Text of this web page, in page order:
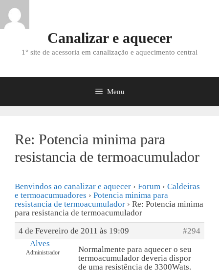
Saltar
para
o
Canalizar e aquecer
1° site de acessoria em canalização e aquecimento central
Menu
Re: Potencia minima para
resistancia de termoacumulador
Benvindos ao canalizar e aquecer › Forum › Caldeiras
e termoacumuadores › Potencia minima para
resistancia de termoacumulador › Re: Potencia minima
para resistancia de termoacumulador
4 de Fevereiro de 2011 às 19:09
#294
Alves
Administrador
Normalmente para aquecer o seu
termoacumulador deveria dispor
de uma resistência de 3300Wats.